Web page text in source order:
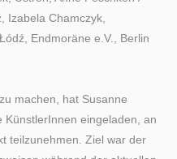
Izabela Chamczyk,
Endmoräne e.V., Berlin
machen, hat Susanne
KünstlerInnen eingeladen, an
teilzunehmen. Ziel war der